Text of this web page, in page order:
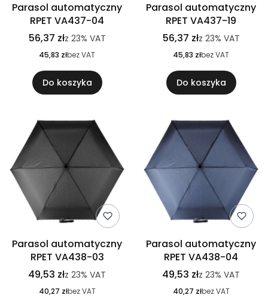
Parasol automatyczny
RPET VA437-04
56,37 złz 23% VAT
45,83 złbez VAT
Do koszyka
Parasol automatyczny
RPET VA437-19
56,37 złz 23% VAT
45,83 złbez VAT
Do koszyka
Parasol automatyczny
RPET VA438-03
49,53 złz 23% VAT
40,27 złbez VAT
Parasol automatyczny
RPET VA438-04
49,53 złz 23% VAT
40,27 złbez VAT